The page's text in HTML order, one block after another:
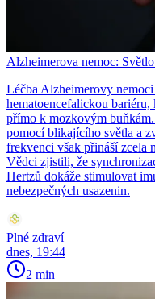
Alzheimerova nemoc:
Léčba Alzheimerovy
hematoencefalickou
přímo k mozkovým
pomocí blikajícího světla a
frekvenci však přináší zcela
Vědci zjistili, že
Hertzů dokáže stimulovat
nebezpečných usazenin.
Plné zdraví
dnes, 19:44
2 min